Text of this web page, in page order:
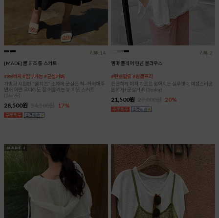
리뷰:14
[MADE] 쿨 치즈 롱 스커트
#88까지 #임부가능 #군살커버
가볍고 시원한 "쿨치즈" 소재에 군살은 싹~커버해주
면서 어떤 코디에도 잘 어울리는 뉴 치즈 스커트
(2color)
28,500원 17%
리뷰:2
엠마 플레어 린넨 블라우스
#린넨함유 #링클프리
은은하게 퍼져 차르르 떨어지는 실루엣이 여성스러운
분위기+군살커버 (3color)
21,500원 20%